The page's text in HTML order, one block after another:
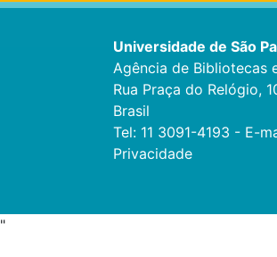
Universidade de São
Agência de Bibliotecas
Rua Praça do Relógio,
Brasil
Tel: 11 3091-4193 - E-
Privacidade
"